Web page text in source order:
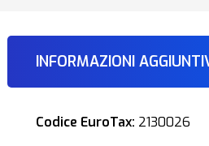
INFORMAZIONI
Codice EuroTax: 2130026